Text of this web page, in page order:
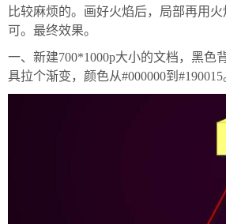
比较麻烦的。画好火焰后，局部再用
可。最终效果。
一、新建700*1000p大小的文档，黑色
具拉个渐变，颜色从#000000到#190015